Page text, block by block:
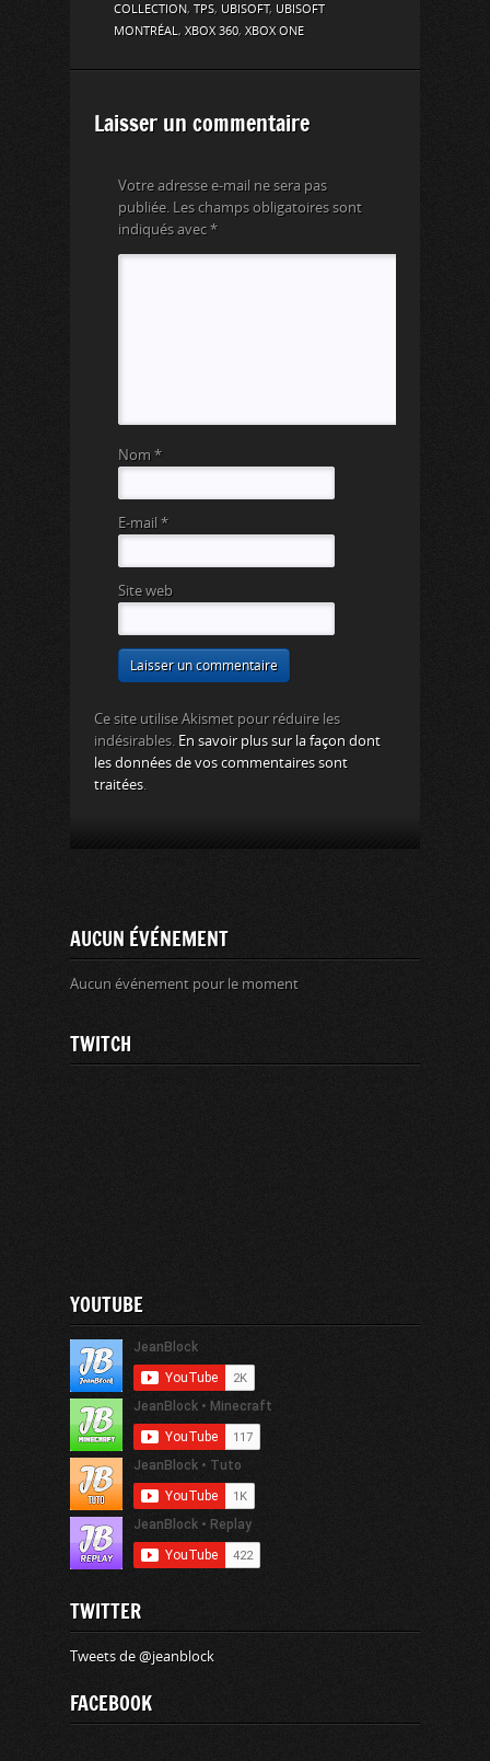
COLLECTION, TPS, UBISOFT, UBISOFT
MONTRÉAL, XBOX 360, XBOX ONE
Laisser un commentaire
Votre adresse e-mail ne sera pas
publiée.
Les champs obligatoires sont
indiqués avec *
Nom *
E-mail *
Site web
Ce site utilise Akismet pour réduire les
indésirables. En savoir plus sur la façon dont
les données de vos commentaires sont
traitées
AUCUN ÉVÉNEMENT
Aucun événement pour le moment
TWITCH
YOUTUBE
TWITTER
Tweets de @jeanblock
FACEBOOK